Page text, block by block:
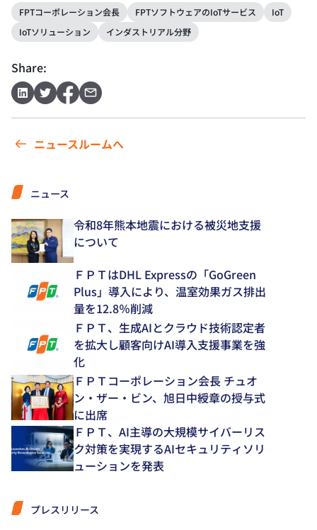
FPTコーポレーション会長 FPTソフトウェアのIoTサービス
IoT
IoTソリューション
インダストリアル分野
Share:
ニュースルームへ
ニュース
令和8年熊本地震における被災地支援
について
ＦＰＴはDHL Expressの「GoGreen
Plus」導入により、温室効果ガス排出
量を12.8％削減
ＦＰＴ、生成AIとクラウド技術認定者
を拡大し顧客向けAI導入支援事業を強
化
ＦＰＴコーポレーション会長 チュオ
ン・ザー・ビン、旭日中綬章の授与式
に出席
ＦＰＴ、AI主導の大規模サイバーリス
ク対策を実現するAIセキュリティソリ
ューションを発表
プレスリリース